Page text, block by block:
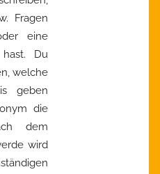
Fragen
eine
Du
welche
geben
die
dem
wird